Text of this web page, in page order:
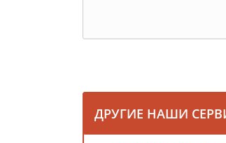
ДРУГИЕ НАШИ